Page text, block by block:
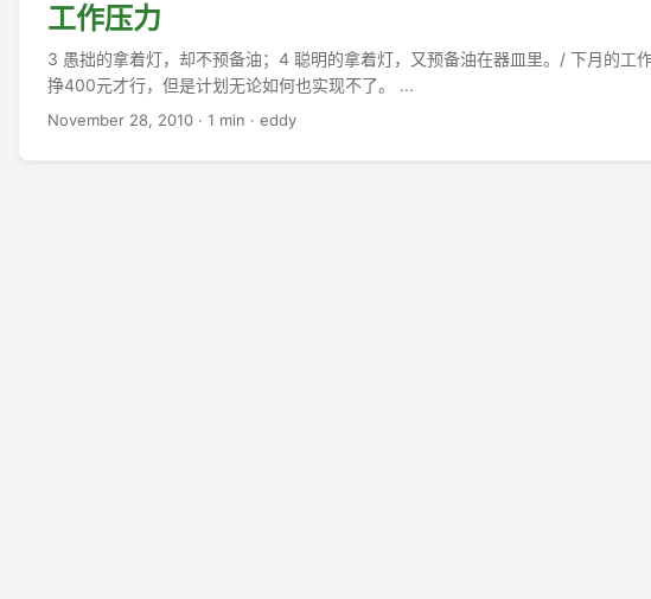
工作压力
3 愚拙的拿着灯，却不预备油；4 聪明的拿着灯，又预备油在器皿里。/ 下月的工
挣400元才行，但是计划无论如何也实现不了。 ...
November 28, 2010 · 1 min · eddy